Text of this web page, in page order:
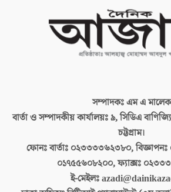
সম্পাদকঃএম এ মালেক
বার্তা ও সম্পাদকীয় কার্যালয়ঃ৯, সিডিএ
চট্টগ্রাম।
ফোনঃ বার্তাঃ ০২৩৩৩৩৬২৩৮০,
০১৭৫৫৬০৮২০০, ফ্যাক্সঃ
ই-মেইলঃ